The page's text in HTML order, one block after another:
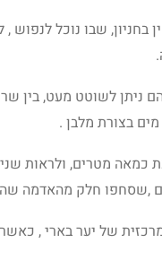
שבו נוכל לנפוש
ניתן לשוטט מעט, בין
בצורת מלבן .
כמאה מטרים, ולראות
,שסחפו חלק מהאדמה
של יער בארי ,